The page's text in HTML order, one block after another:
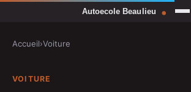
Accueil›Voiture
VOITURE